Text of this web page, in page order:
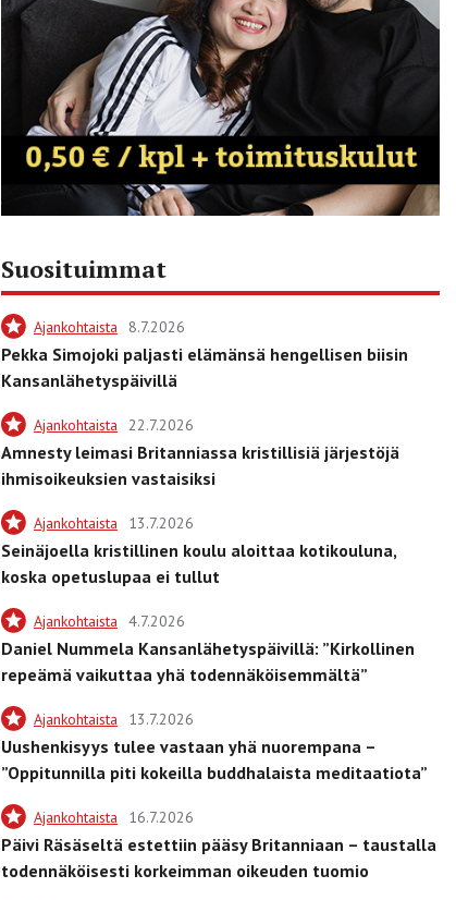
Suosituimmat
Ajankohtaista 8.7.2026
Pekka Simojoki paljasti elämänsä hengellisen biisin
Kansanlähetyspäivillä
Ajankohtaista 22.7.2026
Amnesty leimasi Britanniassa kristillisiä järjestöjä
ihmisoikeuksien vastaisiksi
Ajankohtaista 13.7.2026
Seinäjoella kristillinen koulu aloittaa kotikouluna,
koska opetuslupaa ei tullut
Ajankohtaista 4.7.2026
Daniel Nummela Kansanlähetyspäivillä: ”Kirkollinen
repeämä vaikuttaa yhä todennäköisemmältä”
Ajankohtaista 13.7.2026
Uushenkisyys tulee vastaan yhä nuorempana –
”Oppitunnilla piti kokeilla buddhalaista meditaatiota”
Ajankohtaista 16.7.2026
Päivi Räsäseltä estettiin pääsy Britanniaan – taustalla
todennäköisesti korkeimman oikeuden tuomio